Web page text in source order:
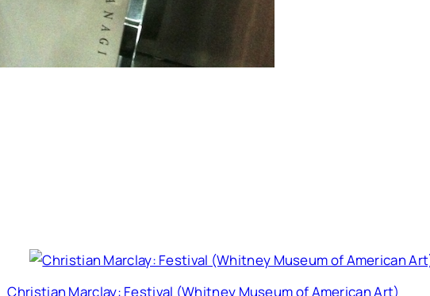
Christian Marclay: Festival (Whitney Museum of American Art)